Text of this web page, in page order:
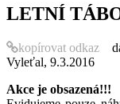
LETNÍ
kopírovat odkaz
Vyleťal, 9.3.2016
Akce je obsazená!!!